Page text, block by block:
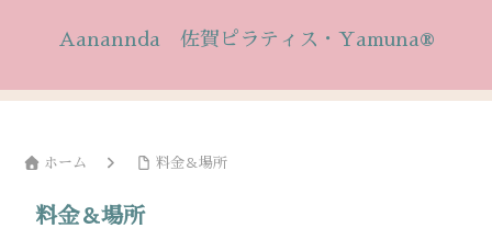
Aanannda 佐賀ピラティス・Yamuna®
ホーム 料金＆場所
料金＆場所